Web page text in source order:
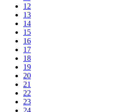
12
13
14
15
16
17
18
19
20
21
22
23
24